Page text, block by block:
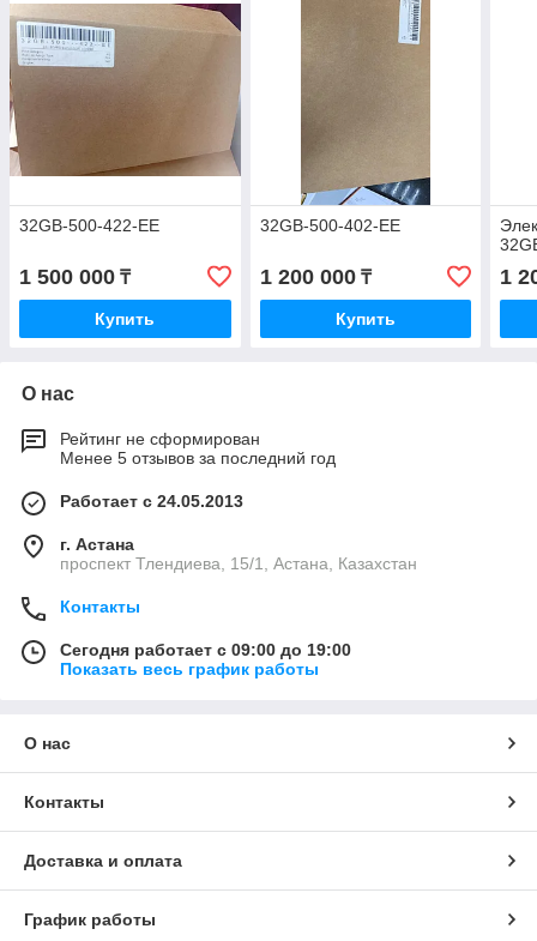
32GB-500-422-EE
1 500 000 ₸
Купить
32GB-500-402-EE
1 200 000₸
Купить
1
О нас
Рейтинг не сформирован
Менее 5 отзывов за последний год
Работает с 24.05.2013
г. Астана
проспект Тлендиева, 15/1, Астана, Казахстан
Контакты
Сегодня работает с 09:00 до 19:00
Показать весь график работы
О нас
Контакты
Доставка и оплата
График работы